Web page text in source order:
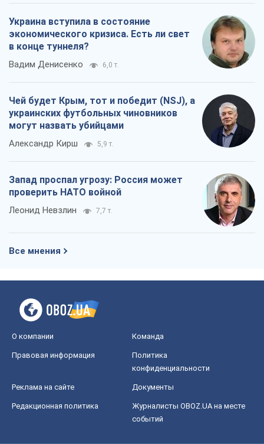
Украина вступила в состояние
экономического кризиса. Есть ли свет
в конце туннеля?
Вадим Денисенко 6,0 т.
Чей будет Крым, тот и победит (NSJ), а
украинских футбольных чиновников
могут назвать убийцами
Александр Кирш 5,9 т.
Запад проспал угрозу: Россия может
проверить НАТО войной
Леонид Невзлин 7,7 т.
Все мнения
О компании Команда
Правовая информация
Политика
конфиденциальности
Реклама на сайте Документы
Редакционная политика
Журналисты OBOZ.UA на месте
событий